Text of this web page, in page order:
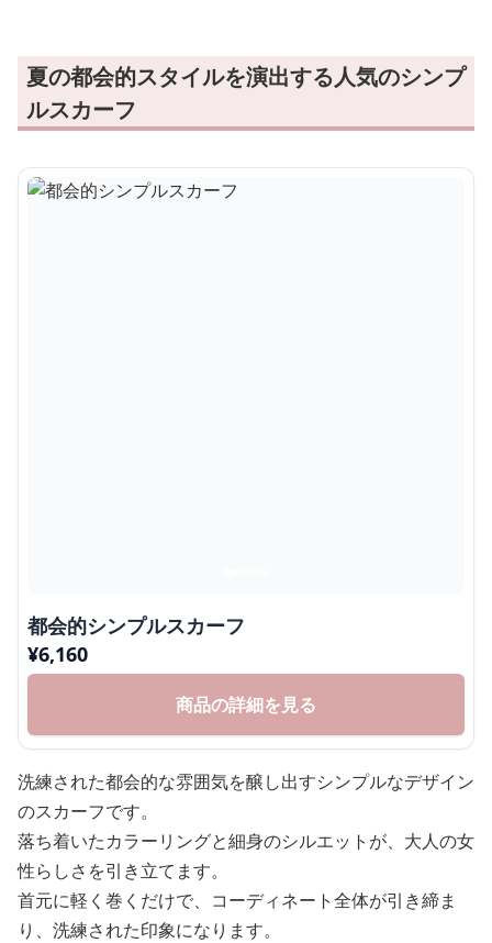
夏の都会的スタイルを演出する人気のシンプ
ルスカーフ
都会的シンプルスカーフ
¥6,160
商品の詳細を見る
洗練された都会的な雰囲気を醸し出すシンプルなデザイン
のスカーフです。
落ち着いたカラーリングと細身のシルエットが、大人の女
性らしさを引き立てます。
首元に軽く巻くだけで、コーディネート全体が引き締ま
り、洗練された印象になります。